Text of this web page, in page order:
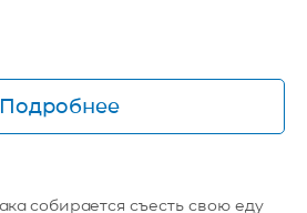
Подробнее